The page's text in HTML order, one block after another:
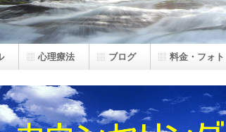
心理療法 ブログ 料金・フォト